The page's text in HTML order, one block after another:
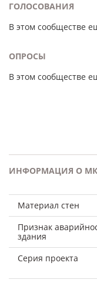
ГОЛОСОВАНИЯ
В этом сообществе
ОПРОСЫ
В этом сообществе
ИНФОРМАЦИЯ О
Материал стен
Признак
здания
Серия проекта